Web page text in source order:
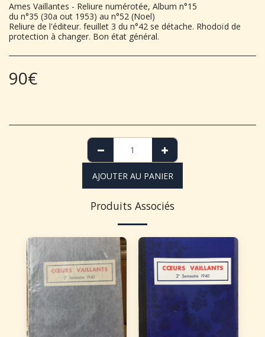
Ames Vaillantes - Reliure numérotée, Album n°15
du n°35 (30a out 1953) au n°52 (Noel)
Reliure de l'éditeur. feuillet 3 du n°42 se détache. Rhodoïd de
protection à changer. Bon état général.
90€
AJOUTER AU PANIER
Produits Associés